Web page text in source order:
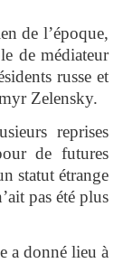
de l’époque,
de médiateur
russe et
Zelensky.
reprises
de futures
statut étrange
pas été plus
a donné lieu à